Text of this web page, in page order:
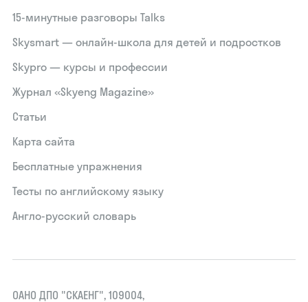
15‑минутные разговоры Talks
Skysmart — онлайн-школа для детей и подростков
Skypro — курсы и профессии
Журнал «Skyeng Magazine»
Статьи
Карта сайта
Бесплатные упражнения
Тесты по английскому языку
Англо-русский словарь
ОАНО ДПО "СКАЕНГ", 109004,